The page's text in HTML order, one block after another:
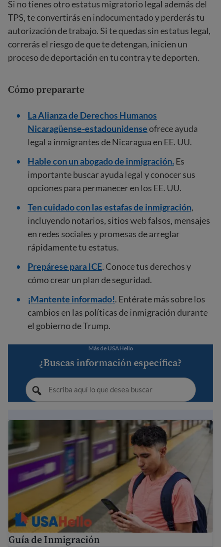
Si no tienes otro estatus migratorio legal además del
TPS, te convertirás en indocumentado y perderás tu
autorización de trabajo. Si te quedas sin estatus legal,
correrás el riesgo de que te detengan, inicien un
proceso de deportación en tu contra y te deporten.
Cómo prepararte
La Alianza de Derechos Humanos
Nicaragüense-estadounidenseofrece ayuda
legal a inmigrantes de Nicaragua en EE. UU.
Hable con un abogado de inmigración.Es
importante buscar ayuda legal y conocer sus
opciones para permanecer en los EE. UU.
Ten cuidado con las estafas de inmigración,
incluyendo notarios, sitios web falsos, mensajes
en redes sociales y promesas de arreglar
rápidamente tu estatus.
Prepárese para ICE. Conoce tus derechos y
cómo crear un plan de seguridad.
¡Mantente informado!. Entérate más sobre los
cambios en las políticas de inmigración durante
el gobierno de Trump.
Más de USAHello
¿Buscas información específica?
Guía de Inmigración
Guía de Inmigración